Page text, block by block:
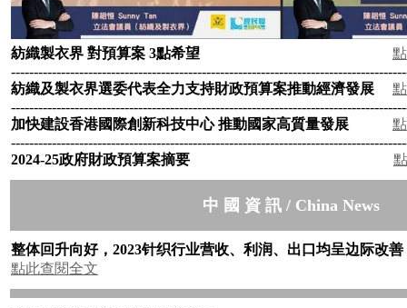
紡織製衣界 對預算案 3點希望
紡織及製衣界選委代表全力支持財政預算案推動經濟發展
加快建設香港國際創新科技中心 推動國家高質量發展
2024-25政府財政預算案摘要
中 國 資 訊 / China News
整体回升向好， 2023针织行业营收、利润、出口均呈边际改善
點此查閱全文